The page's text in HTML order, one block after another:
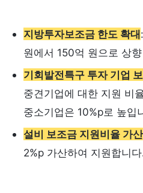
지방투자보조금 한도 확대
원에서 150억 원으로 상
기회발전특구 투자 기업
중견기업에 대한 지원 비
중소기업은 10%p로 높입
설비 보조금 지원비율 가산
2%p 가산하여 지원합니